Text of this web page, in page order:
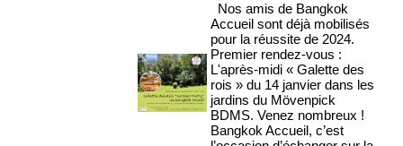
Nos amis de Bangkok
Accueil sont déjà mobilisés
pour la réussite de 2024.
Premier rendez-vous :
L'après-midi « Galette des
rois » du 14 janvier dans les
jardins du Mövenpick
BDMS. Venez nombreux !
Bangkok Accueil, c’est